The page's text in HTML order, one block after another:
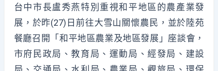
台中市長盧秀燕特別重視和平地區的農產業發
展，於昨(27)日前往大雪山關懷農民，並於陸苑
餐廳召開「和平地區農業及地區發展」座談會，
市府民政局、教育局、運動局、經發局、建設